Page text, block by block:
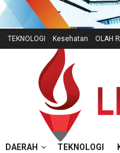
TEKNOLOGI Kesehatan OLAH
DAERAH TEKNOLOGI